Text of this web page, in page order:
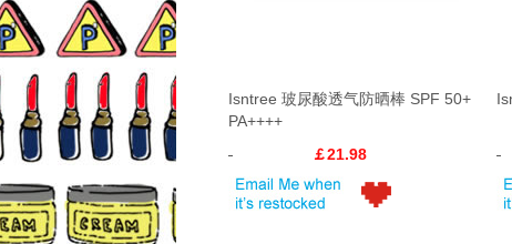
Isntree 玻尿酸透气防晒棒 SPF 50+
PA++++
￡21.98